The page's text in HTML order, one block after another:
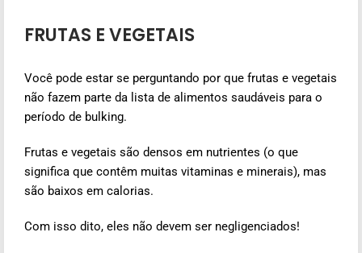
FRUTAS E VEGETAIS
Você pode estar se perguntando por que frutas e vegetais
não fazem parte da lista de alimentos saudáveis para o
período de bulking.
Frutas e vegetais são densos em nutrientes (o que
significa que contêm muitas vitaminas e minerais), mas
são baixos em calorias.
Com isso dito, eles não devem ser negligenciados!